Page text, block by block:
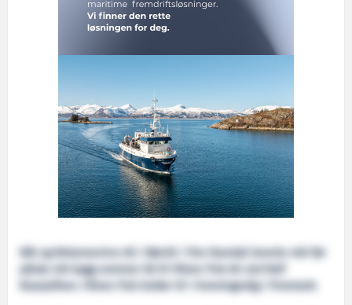
Båt og Motorservice AS i Rørvik i Ytre Namdal leverte rett før
påske sitt bygg nummer 58 til Vikran Fisk AS ved Rolf
Brynjulfsen. Vikran Fisk holder til i Honningsvåg i Finnmark.